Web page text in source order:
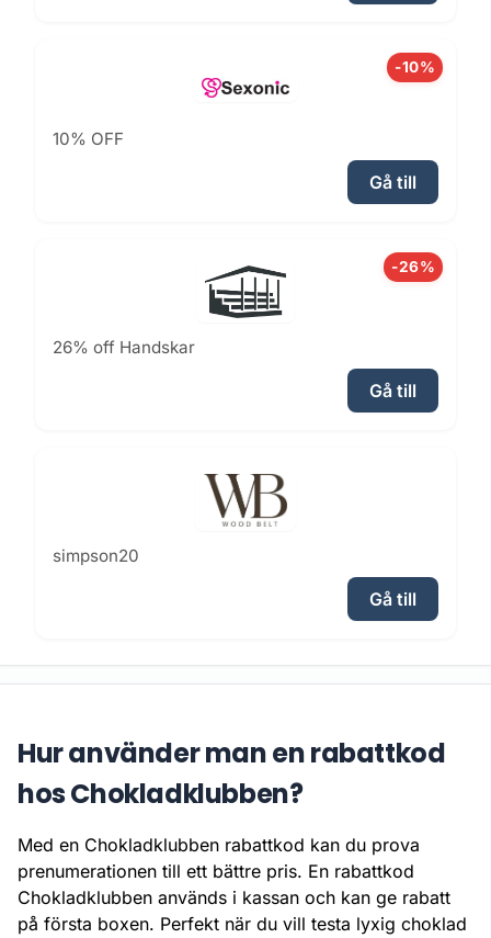
-10%
10% OFF
Gå till
-26%
26% off Handskar
Gå till
simpson20
Gå till
Hur använder man en rabattkod
hos Chokladklubben?
Med en Chokladklubben rabattkod kan du prova
prenumerationen till ett bättre pris. En rabattkod
Chokladklubben används i kassan och kan ge rabatt
på första boxen. Perfekt när du vill testa lyxig choklad